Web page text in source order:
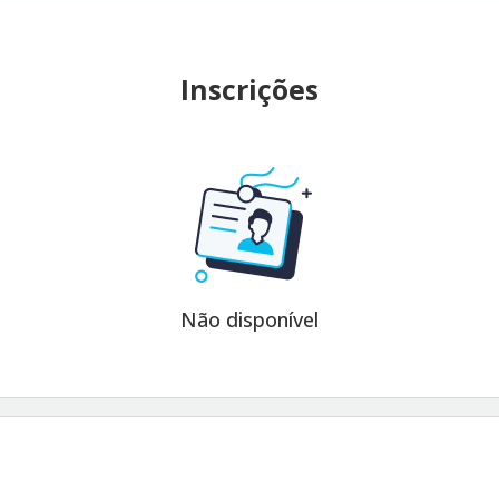
Inscrições
Não disponível